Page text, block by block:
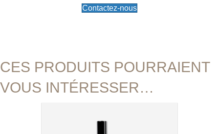
Contactez-nous
CES PRODUITS POURRAIENT
VOUS INTÉRESSER…